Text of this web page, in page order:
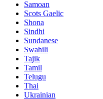
Samoan
Scots Gaelic
Shona
Sindhi
Sundanese
Swahili
Tajik
Tamil
Telugu
Thai
Ukrainian